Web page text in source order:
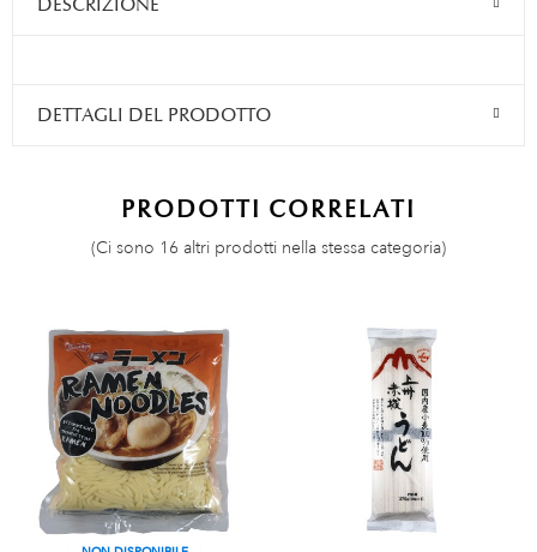
DESCRIZIONE
DETTAGLI DEL PRODOTTO
PRODOTTI CORRELATI
(Ci sono 16 altri prodotti nella stessa categoria)